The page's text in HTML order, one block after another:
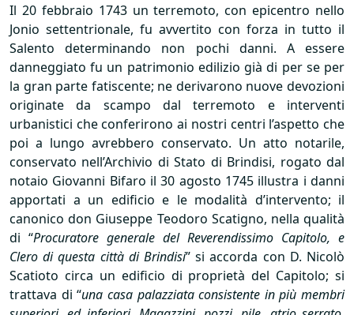
Il 20 febbraio 1743 un terremoto, con epicentro nello
Jonio settentrionale, fu avvertito con forza in tutto il
Salento determinando non pochi danni. A essere
danneggiato fu un patrimonio edilizio già di per se per
la gran parte fatiscente; ne derivarono nuove devozioni
originate da scampo dal terremoto e interventi
urbanistici che conferirono ai nostri centri l’aspetto che
poi a lungo avrebbero conservato. Un atto notarile,
conservato nell’Archivio di Stato di Brindisi, rogato dal
notaio Giovanni Bifaro il 30 agosto 1745 illustra i danni
apportati a un edificio e le modalità d’intervento; il
canonico don Giuseppe Teodoro Scatigno, nella qualità
di “Procuratore generale del Reverendissimo Capitolo, e
Clero di questa città di Brindisi” si accorda con D. Nicolò
Scatioto circa un edificio di proprietà del Capitolo; si
trattava di “una casa palazziata consistente in più membri